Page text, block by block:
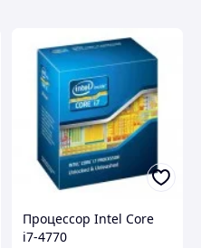
Процессор Intel Core
i7-4770